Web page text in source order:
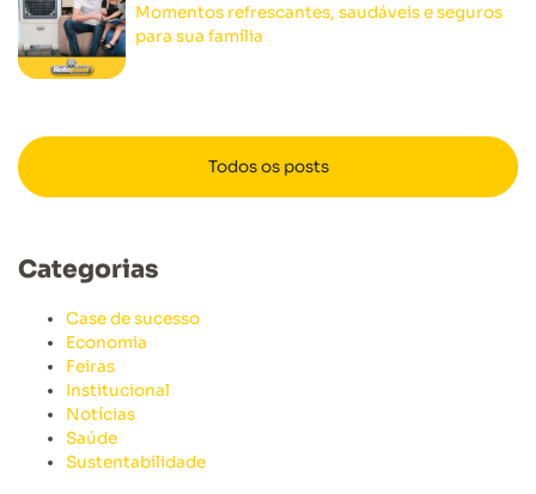
Momentos refrescantes, saudáveis e seguros
para sua família
Todos os posts
Categorias
Case de sucesso
Economia
Feiras
Institucional
Notícias
Saúde
Sustentabilidade